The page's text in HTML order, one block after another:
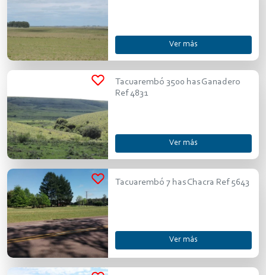
Ver más
Tacuarembó 3500 has Ganadero
Ref 4831
Ver más
Tacuarembó 7 has Chacra Ref 5643
Ver más